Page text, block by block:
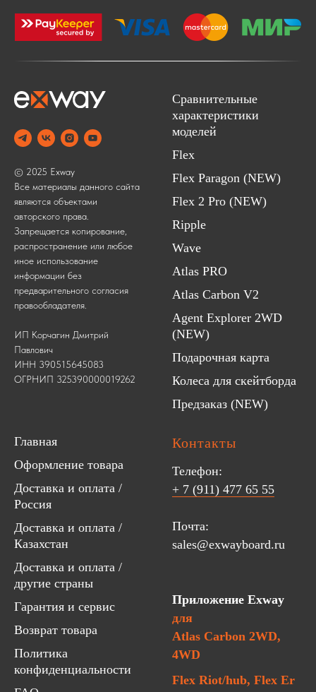
© 2025 Exway
Все материалы данного сайта
являются объектами
авторского права.
Запрещается копирование,
распространение или любое
иное использование
информации без
предварительного согласия
правообладателя.
ИП Корчагин Дмитрий
Павлович
ИНН 390515645083
ОГРНИП 325390000019262
Сравнительные
характеристики
моделей
Flex
Flex Paragon (NEW)
Flex 2 Pro (NEW)
Ripple
Wave
Atlas PRO
Atlas Carbon V2
Agent Explorer 2WD
(NEW)
Подарочная карта
Колеса для скейтборда
Предзаказ (NEW)
Главная
Оформление товара
Доставка и оплата /
Россия
Доставка и оплата /
Казахстан
Доставка и оплата /
другие страны
Гарантия и сервис
Возврат товара
Политика
конфиденциальности
Контакты
Телефон:
+ 7 (911) 477 65 55
Почта:
sales@exwayboard.ru
Приложение Exway
для
Atlas Carbon 2WD,
4WD
Flex Riot/hub, Flex Er